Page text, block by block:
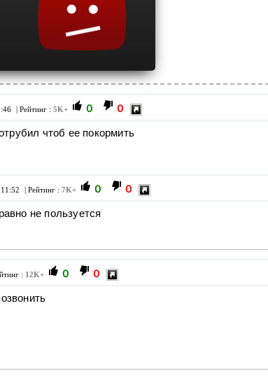
| Рейтинг : 5K+ 0 0
чтоб ее покормить
| Рейтинг : 7K+ 0 0
не пользуется
: 12K+ 0 0